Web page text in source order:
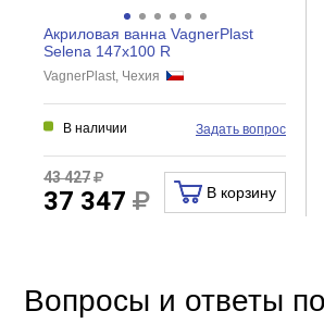
Акриловая ванна VagnerPlast
Selena 147x100 R
VagnerPlast, Чехия
В наличии Задать вопрос
43 427
37 347 В корзину
Вопросы и ответы